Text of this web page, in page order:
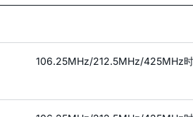
106.25MHz/212.5MHz/425MHz